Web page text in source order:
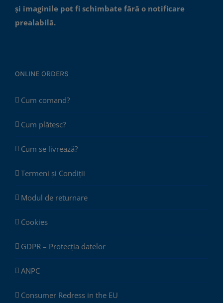
și imaginile pot fi schimbate fără o notificare
prealabilă.
ONLINE ORDERS
Cum comand?
Cum plătesc?
Cum se livrează?
Termeni și Condiții
Modul de returnare
Cookies
GDPR – Protecția datelor
ANPC
Consumer Redress in the EU